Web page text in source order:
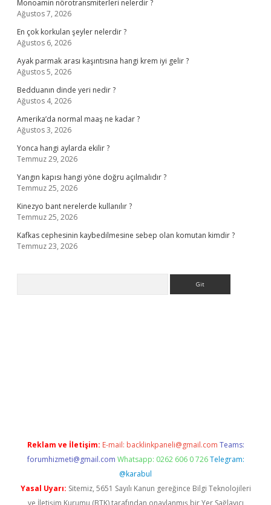
Monoamin nörotransmiterleri nelerdir ?
Ağustos 7, 2026
En çok korkulan şeyler nelerdir ?
Ağustos 6, 2026
Ayak parmak arası kaşıntısına hangi krem iyi gelir ?
Ağustos 5, 2026
Bedduanın dinde yeri nedir ?
Ağustos 4, 2026
Amerika’da normal maaş ne kadar ?
Ağustos 3, 2026
Yonca hangi aylarda ekilir ?
Temmuz 29, 2026
Yangın kapısı hangi yöne doğru açılmalıdır ?
Temmuz 25, 2026
Kinezyo bant nerelerde kullanılır ?
Temmuz 25, 2026
Kafkas cephesinin kaybedilmesine sebep olan komutan kimdir ?
Temmuz 23, 2026
Reklam ve İletişim: E-mail: backlinkpaneli@gmail.com Teams:
forumhizmeti@gmail.com Whatsapp: 0262 606 0 726 Telegram:
@karabul
Yasal Uyarı: Sitemiz, 5651 Sayılı Kanun gereğince Bilgi Teknolojileri
ve İletişim Kurumu (BTK) tarafından onaylanmış bir Yer Sağlayıcı